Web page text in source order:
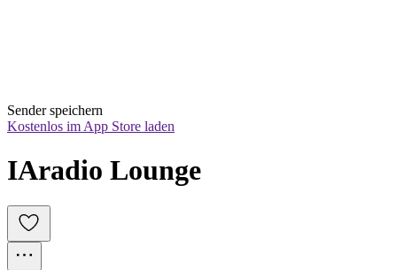
Sender speichern
Kostenlos im App Store laden
IAradio Lounge